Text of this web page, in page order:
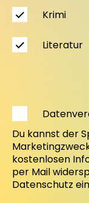
Krimi
Literatur
Du kannst der
kostenlosen
per Mail
Datenschutz